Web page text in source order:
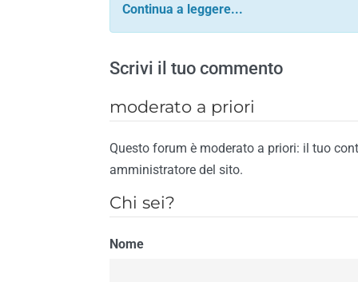
comunque contrario alle leggi dello
Sono vietati commenti in tono
È vietato pubblicare commenti
È vietato pubblicare commenti
È vietato pubblicare commenti
religione
È vietato pubblicare commenti
È vietato pubblicare commenti
Scrivi il tuo commento
moderato a priori
Questo forum è moderato a priori: il tuo
amministratore del sito.
Chi sei?
Nome